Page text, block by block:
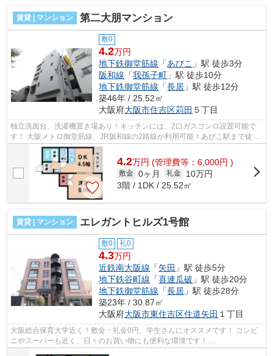
賃貸 | マンション 第二大朋マンション
敷0
4.2万円
地下鉄御堂筋線 「あびこ 」駅 徒歩3分
阪和線 「我孫子町 」駅 徒歩10分
地下鉄御堂筋線 「長居 」駅 徒歩12分
築46年 / 25.52㎡
大阪府大阪市住吉区苅田 ５丁目
独立洗面台、洗濯機置き場あり！キッチンには、2口ガスコンロ設置可能で
す！ 大阪メトロ御堂筋線、JR阪和線の2路線が利用可能！あびこ駅まで徒歩
3分！インターネット無料のお部屋です...
4.2万円 (管理費等：6,000円 )
敷金 0ヶ月 礼金
10万円
3階 / 1DK / 25.52㎡
賃貸 | マンション エレガントヒルズ1号館
敷0 礼0
4.3万円
近鉄南大阪線 「矢田 」駅 徒歩5分
地下鉄谷町線 「喜連瓜破 」駅 徒歩20分
地下鉄御堂筋線 「長居 」駅 徒歩28分
築23年 / 30.87㎡
大阪府大阪市東住吉区住道矢田 １丁目
大阪総合保育大学近く！敷金・礼金0円、学生さんにオススメです！ コンビ
ニやスーパーも近く、日々のお買い物にも便利な環境です！
■□■□■□■□■□■□■□■□■□■□■□■□■□■□■□■□■□■□■□■□ ご覧...